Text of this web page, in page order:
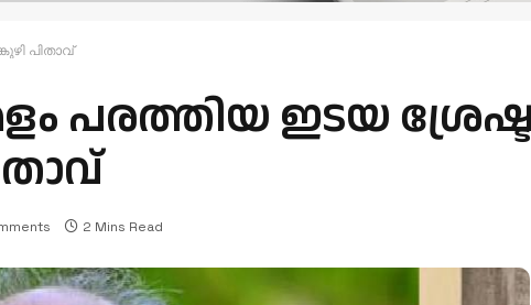
പിതാവ്
പരത്തിയ ഇടയ
2 Mins Read